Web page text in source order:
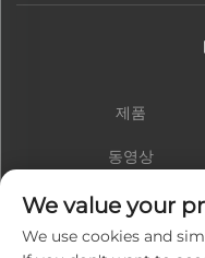
제품
동영상
연락처
We value your
We use cookies and